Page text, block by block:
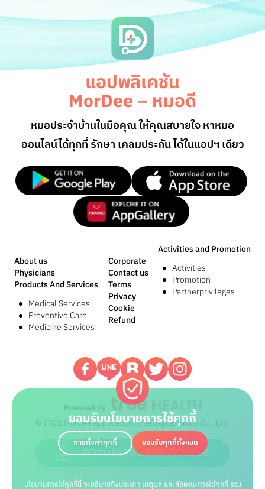
ดาวน์โหลดแอปฯ MorDee
ยอมรับนโยบายการใช้คุกกี้
การตั้งค่าคุกกี้ ยอมรับคุกกี้ทั้งหมด
นโยบายการใช้คุกกี้นี้ จะอธิบายถึงประเภท เหตุผล และลักษณะการใช้คุกกี้ รวม
แอปพลิเคชัน
MorDee – หมอดี
หมอประจำบ้านในมือคุณ ให้คุณสบายใจ หาหมอ
ออนไลน์ได้ทุกที่ รักษา เคลมประกัน ได้ในแอปฯ เดียว
About us
Physicians
Products And Services
Medical Services
Preventive Care
Medicine Services
Activities and Promotion
Activities
Promotion
Partnerprivileges
Corporate
Contact us
Terms
Privacy
Cookie
Refund
Powered by
© 2022 MorDee Application, True Digital Group Co., Ltd.